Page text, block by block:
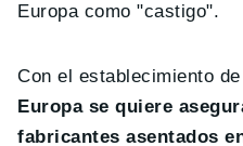
Europa como "castigo".
Con el establecimiento
Europa se quiere
fabricantes asentados